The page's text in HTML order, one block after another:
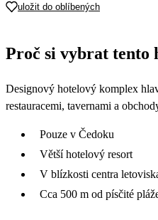
uložit do oblíbených
Proč si vybrat tento
Designový hotelový komplex
restauracemi, tavernami a
Pouze v Čedoku
Větší hotelový resort
V blízkosti centra
Cca 500 m od písčité